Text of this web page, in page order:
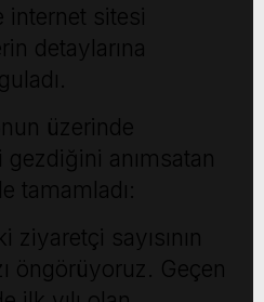
internet sitesi
detaylarına
üzerinde
anımsatan
tamamladı:
ziyaretçi sayısının
öngörüyoruz. Geçen